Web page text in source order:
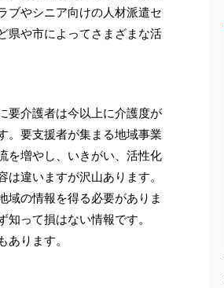
ブやシニア向けの人材派遣セ
県や市によってさまざまな活
要介護者は今以上に介護度が
。要支援者が集まる地域事業
を増やし、いきがい、活性化
違いますが沢山あります。
域の情報を得る必要がありま
って損はない情報です。
ります。